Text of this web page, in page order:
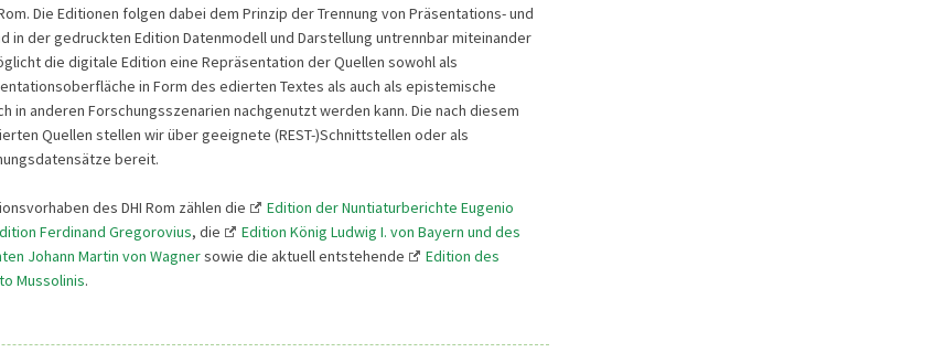
Die Editionen folgen dabei dem Prinzip der Trennung von Präsentations- und
in der gedruckten Edition Datenmodell und Darstellung untrennbar miteinander
die digitale Edition eine Repräsentation der Quellen sowohl als
in Form des edierten Textes als auch als epistemische
in anderen Forschungsszenarien nachgenutzt werden kann. Die nach diesem
Quellen stellen wir über geeignete (REST-)Schnittstellen oder als
bereit.
des DHI Rom zählen die
Edition der Nuntiaturberichte Eugenio
Ferdinand Gregorovius, die
Edition König Ludwig I. von Bayern und des
Johann Martin von Wagnersowie die aktuell entstehende
Edition des
Mussolinis.